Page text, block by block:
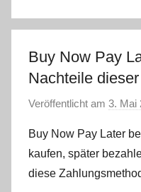
Buy Now Pay
Nachteile
Veröffentlicht am 3. Mai
Buy Now Pay Later
kaufen, später
diese